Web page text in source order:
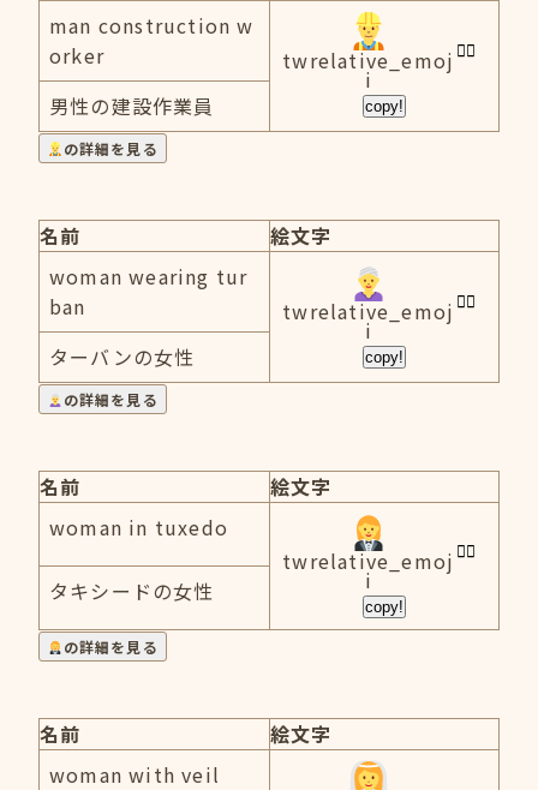
man construction w
orker
twrelative_emoj
i
copy!
男性の建設作業員
の詳細を見る
名前
絵文字
woman wearing tur
ban
twrelative_emoj
i
copy!
ターバンの女性
の詳細を見る
名前
絵文字
woman in tuxedo
twrelative_emoj
i
copy!
タキシードの女性
の詳細を見る
名前
絵文字
woman with veil